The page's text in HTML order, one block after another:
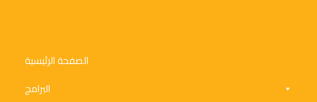
الصفحة الرئيسية
البرامج